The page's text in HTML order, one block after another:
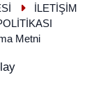
İLETİŞİM
Metni